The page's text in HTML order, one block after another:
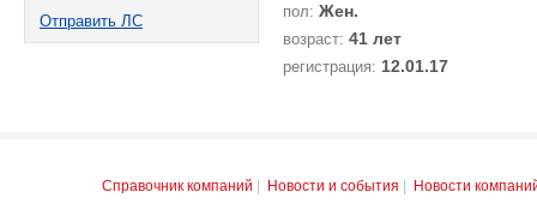
Отправить ЛС
пол: Жен.
возраст: 41 лет
регистрация: 12.01.17
Справочник компаний Новости и события Новости